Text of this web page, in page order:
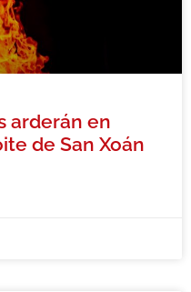
arderán en
de San Xoán